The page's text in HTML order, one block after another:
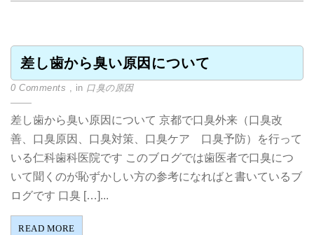
差し歯から臭い原因について
0 Comments , in 口臭の原因
差し歯から臭い原因について 京都で口臭外来（口臭改
善、口臭原因、口臭対策、口臭ケア 口臭予防）を行って
いる仁科歯科医院です このブログでは歯医者で口臭につ
いて聞くのが恥ずかしい方の参考になればと書いているブ
ログです 口臭 […]...
READ MORE